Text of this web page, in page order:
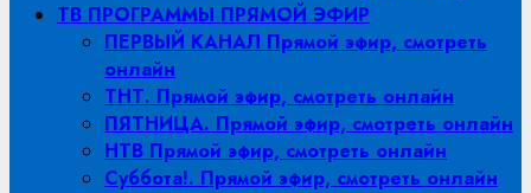
ТВ ПРОГРАММЫ ПРЯМОЙ ЭФИР
ПЕРВЫЙ КАНАЛ Прямой эфир, смотреть
онлайн
ТНТ. Прямой эфир, смотреть онлайн
ПЯТНИЦА. Прямой эфир, смотреть онлайн
НТВ Прямой эфир, смотреть онлайн
Суббота!. Прямой эфир, смотреть онлайн